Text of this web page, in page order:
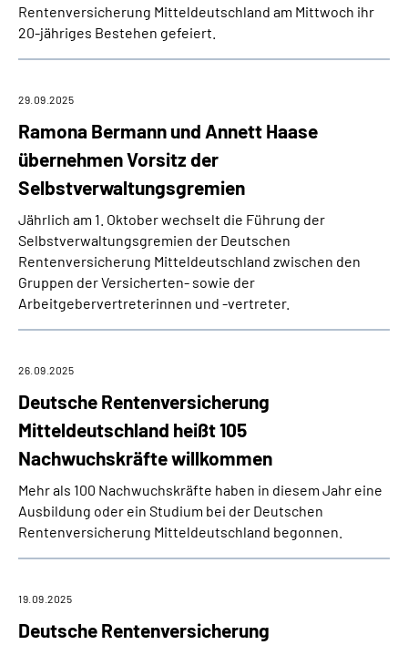
Rentenversicherung Mitteldeutschland am Mittwoch ihr
20-jähriges Bestehen gefeiert.
Ramona Bermann und Annett Haase
übernehmen Vorsitz der
Selbstverwaltungsgremien
29.09.2025
Jährlich am 1. Oktober wechselt die Führung der
Selbstverwaltungsgremien der Deutschen
Rentenversicherung Mitteldeutschland zwischen den
Gruppen der Versicherten- sowie der
Arbeitgebervertreterinnen und -vertreter.
Deutsche Rentenversicherung
Mitteldeutschland heißt 105
Nachwuchskräfte willkommen
26.09.2025
Mehr als 100 Nachwuchskräfte haben in diesem Jahr eine
Ausbildung oder ein Studium bei der Deutschen
Rentenversicherung Mitteldeutschland begonnen.
Deutsche Rentenversicherung
19.09.2025